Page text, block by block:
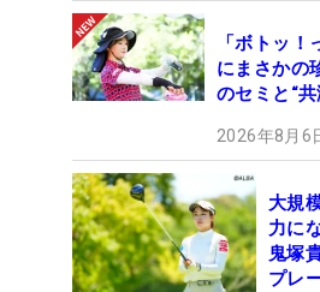
「ボトッ
にまさかの
のセミと“共
2026年8月6
大規
力に
鬼塚
プレ